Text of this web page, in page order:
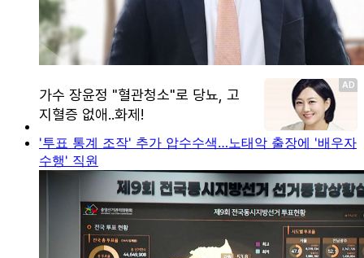
'투표 통계 조작' 추가 압수수색…노태악 출장에 '배우자
수행' 직원